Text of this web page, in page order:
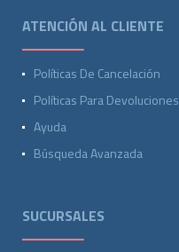
ATENCIÓN AL CLIENTE
Políticas De Cancelación
Políticas Para Devoluciones
Ayuda
Búsqueda Avanzada
SUCURSALES